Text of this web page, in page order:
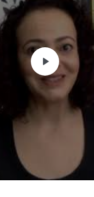
familiar
terão maiores
e que serão bem